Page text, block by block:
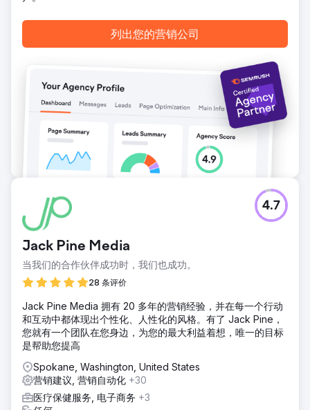
列出您的营销公司
Jack Pine Media
当我们的合作伙伴成功时，我们也成功。
28 条评价
4.7
Jack Pine Media 拥有 20 多年的营销经验，并在每一个行动
和互动中都体现出个性化、人性化的风格。有了 Jack Pine，
您就有一个团队在您身边，为您的最大利益着想，唯一的目标
是帮助您提高
Spokane, Washington, United States
营销建议, 营销自动化 +30
医疗保健服务, 电子商务 +3